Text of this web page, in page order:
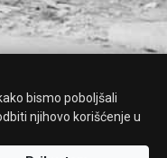
bismo poboljšali
njihovo korišćenje u